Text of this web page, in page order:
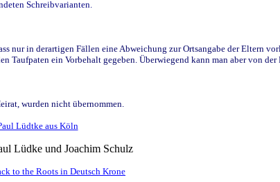
Schreibvarianten.
nur in derartigen Fällen eine Abweichung zur Ortsangabe der Eltern
ein Vorbehalt gegeben. Überwiegend kann man aber von der
wurden nicht übernommen.
Lüdtke aus Köln
Lüdke und Joachim Schulz
to the Roots in Deutsch Krone